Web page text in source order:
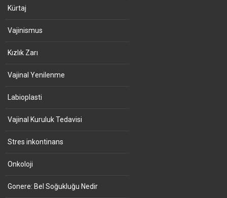
Kürtaj
Vajinismus
Kızlık Zarı
Vajinal Yenilenme
Labioplasti
Vajinal Kuruluk Tedavisi
Stres inkontinans
Onkoloji
Gonere: Bel Soğukluğu Nedir